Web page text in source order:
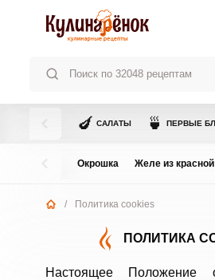
🍆 САЛАТЫ 🍵 ПЕРВЫЕ
Окрошка Желе из
/ Политика cookies
ПОЛИТИКА
Настоящее Положение